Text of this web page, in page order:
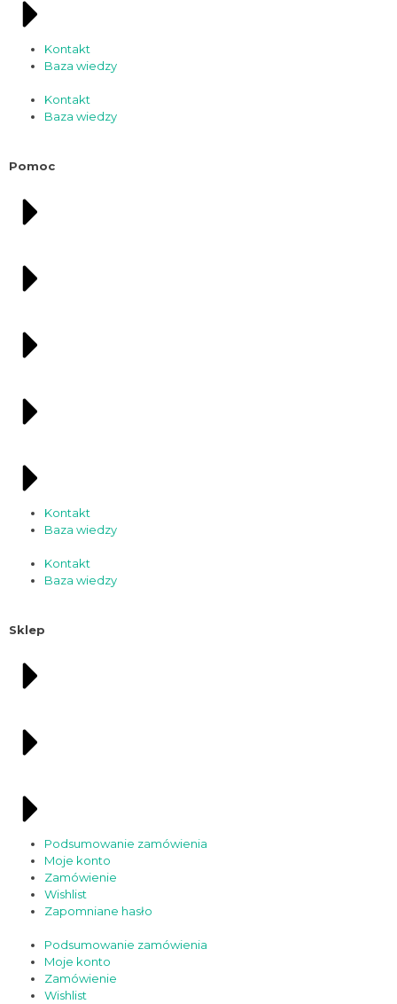
Kontakt
Baza wiedzy
Kontakt
Baza wiedzy
Pomoc
Kontakt
Baza wiedzy
Kontakt
Baza wiedzy
Sklep
Podsumowanie zamówienia
Moje konto
Zamówienie
Wishlist
Zapomniane hasło
Podsumowanie zamówienia
Moje konto
Zamówienie
Wishlist